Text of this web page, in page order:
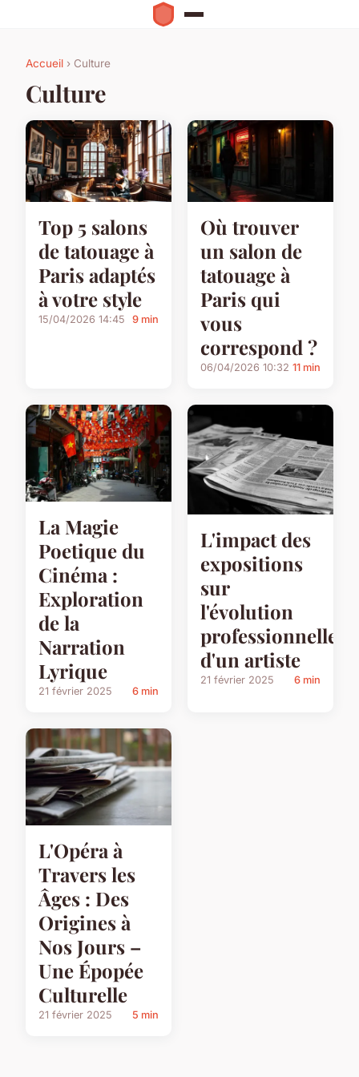
Accueil › Culture
Culture
Top 5 salons
de tatouage à
Paris adaptés
à votre style
15/04/2026 14:45 9 min
Où trouver
un salon de
tatouage à
Paris qui
vous
correspond ?
06/04/2026 10:32 11 min
La Magie
Poetique du
Cinéma :
Exploration
de la
Narration
Lyrique
21 février 2025 6 min
L'impact des
expositions
sur
l'évolution
professionnelle
d'un artiste
21 février 2025 6 min
L'Opéra à
Travers les
Âges : Des
Origines à
Nos Jours –
Une Épopée
Culturelle
21 février 2025 5 min